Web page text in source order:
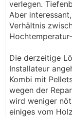
verlegen.
Aber
Verhältnis
Die derzeitige
Installateur
Kombi mit
wegen der
wird weniger
einiges vom